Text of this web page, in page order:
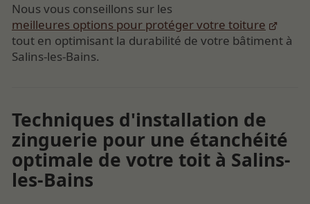
Nous vous conseillons sur les
meilleures options pour protéger votre toiture
tout en optimisant la durabilité de votre bâtiment à
Salins-les-Bains.
Techniques d'installation de
zinguerie pour une étanchéité
optimale de votre toit à Salins-
les-Bains